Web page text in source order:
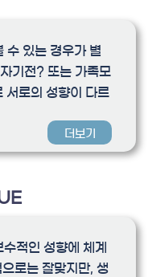
있는 경우가 별
기전? 또는 가족모
서로의 성향이 다르
더보기
적인 성향에 체계
로는 잘맞지만, 생